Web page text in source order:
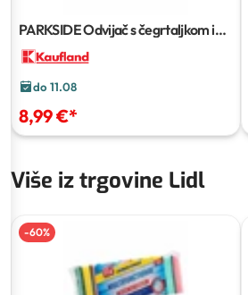
PARKSIDE Odvijač s čegrtaljkom i
do 11.08
8,99 €*
Više iz trgovine Lidl
-60%